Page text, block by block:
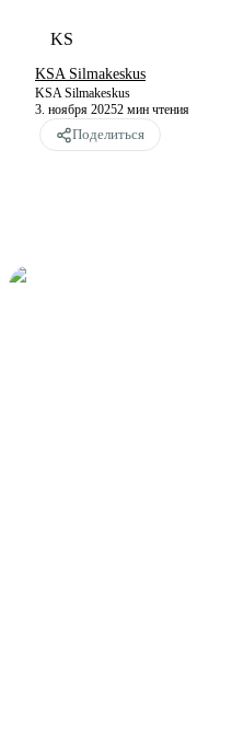
KS
KSA Silmakeskus
KSA Silmakeskus
3. ноября 20252 мин чтения
Поделиться